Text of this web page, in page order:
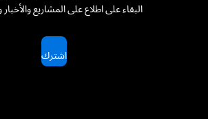
البقاء على اطلاع على المشاريع
اشترك